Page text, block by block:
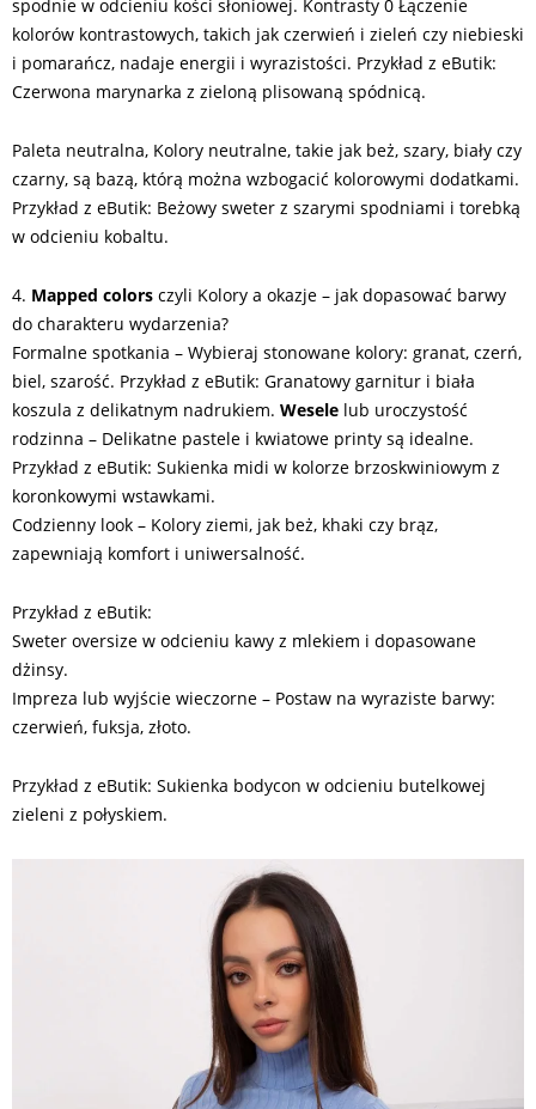
spodnie w odcieniu kości słoniowej. Kontrasty 0 Łączenie
kolorów kontrastowych, takich jak czerwień i zieleń czy niebieski
i pomarańcz, nadaje energii i wyrazistości. Przykład z eButik:
Czerwona marynarka z zieloną plisowaną spódnicą.
Paleta neutralna, Kolory neutralne, takie jak beż, szary, biały czy
czarny, są bazą, którą można wzbogacić kolorowymi dodatkami.
Przykład z eButik: Beżowy sweter z szarymi spodniami i torebką
w odcieniu kobaltu.
4. Mapped colors czyli Kolory a okazje – jak dopasować barwy
do charakteru wydarzenia?
Formalne spotkania – Wybieraj stonowane kolory: granat, czerń,
biel, szarość. Przykład z eButik: Granatowy garnitur i biała
koszula z delikatnym nadrukiem. Wesele lub uroczystość
rodzinna – Delikatne pastele i kwiatowe printy są idealne.
Przykład z eButik: Sukienka midi w kolorze brzoskwiniowym z
koronkowymi wstawkami.
Codzienny look – Kolory ziemi, jak beż, khaki czy brąz,
zapewniają komfort i uniwersalność.
Przykład z eButik:
Sweter oversize w odcieniu kawy z mlekiem i dopasowane
dżinsy.
Impreza lub wyjście wieczorne – Postaw na wyraziste barwy:
czerwień, fuksja, złoto.
Przykład z eButik: Sukienka bodycon w odcieniu butelkowej
zieleni z połyskiem.